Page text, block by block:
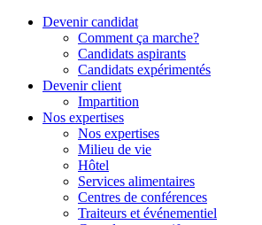
Devenir candidat
Comment ça marche?
Candidats aspirants
Candidats expérimentés
Devenir client
Impartition
Nos expertises
Nos expertises
Milieu de vie
Hôtel
Services alimentaires
Centres de conférences
Traiteurs et événementiel